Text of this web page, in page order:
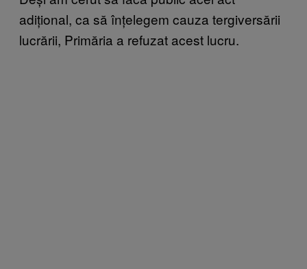
adițional, ca să înțelegem cauza tergiversării
lucrării, Primăria a refuzat acest lucru.